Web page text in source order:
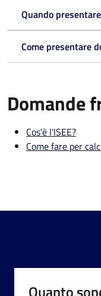
Quando
Come presentare
Domande
Cos'è l'ISEE?
Come fare per
Quanto